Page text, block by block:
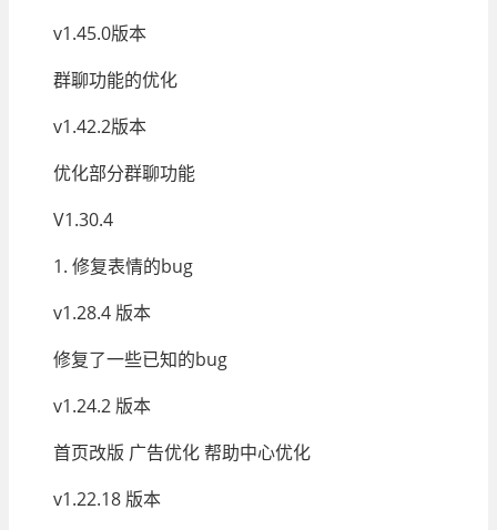
v1.45.0版本
群聊功能的优化
v1.42.2版本
优化部分群聊功能
V1.30.4
1. 修复表情的bug
v1.28.4 版本
修复了一些已知的bug
v1.24.2 版本
首页改版 广告优化 帮助中心优化
v1.22.18 版本